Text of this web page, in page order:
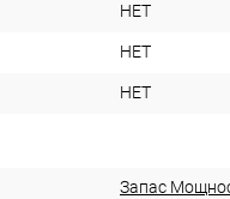
НЕТ
НЕТ
НЕТ
Запас